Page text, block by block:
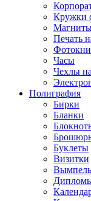
Кружки
Печать
Часы
Чехлы
Полиграфия
Бирки
Бланки
Буклеты
Визитки